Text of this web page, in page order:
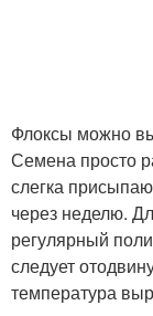
Флоксы можно
Семена просто
слегка
через неделю.
регулярный
следует
температура